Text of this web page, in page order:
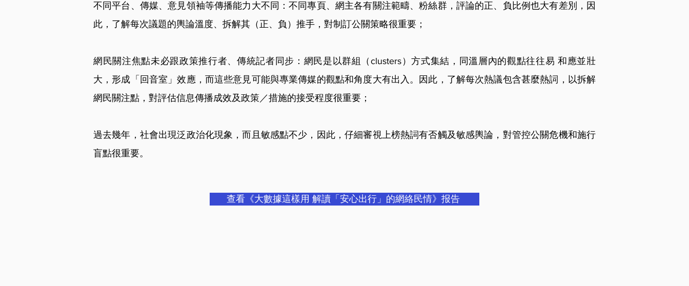
不同平台、傳媒、意見領袖等傳播能力大不同：不同專頁、網主各有關注範疇、粉絲群，評論的正、負比例也大有差別，因
此，了解每次議題的輿論溫度、拆解其（正、負）推手，對制訂公關策略很重要；
網民關注焦點未必跟政策推行者、傳統記者同步：網民是以群組（clusters）方式集結，同溫層內的觀點往往易 和應並壯
大，形成「回音室」效應，而這些意見可能與專業傳媒的觀點和角度大有出入。因此，了解每次熱議包含甚麼熱詞，以拆解
網民關注點，對評估信息傳播成效及政策／措施的接受程度很重要；
過去幾年，社會出現泛政治化現象，而且敏感點不少，因此，仔細審視上榜熱詞有否觸及敏感輿論，對管控公關危機和施行
盲點很重要。
查看《大數據這樣用 解讀「安心出行」的網絡民情》报告 ​